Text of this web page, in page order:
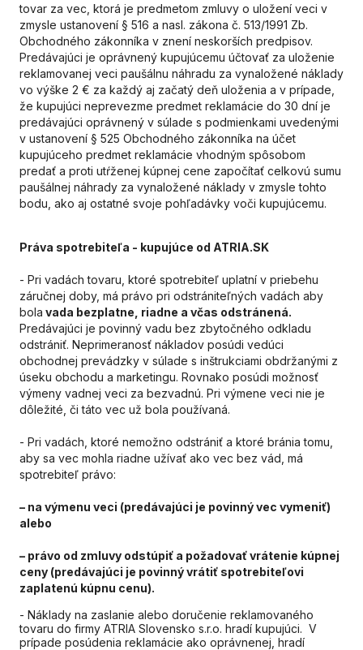
tovar za vec, ktorá je predmetom zmluvy o uložení veci v
zmysle ustanovení § 516 a nasl. zákona č. 513/1991 Zb.
Obchodného zákonníka v znení neskorších predpisov.
Predávajúci je oprávnený kupujúcemu účtovať za uloženie
reklamovanej veci paušálnu náhradu za vynaložené náklady
vo výške 2 € za každý aj začatý deň uloženia a v prípade,
že kupujúci neprevezme predmet reklamácie do 30 dní je
predávajúci oprávnený v súlade s podmienkami uvedenými
v ustanovení § 525 Obchodného zákonníka na účet
kupujúceho predmet reklamácie vhodným spôsobom
predať a proti utŕženej kúpnej cene započítať celkovú sumu
paušálnej náhrady za vynaložené náklady v zmysle tohto
bodu, ako aj ostatné svoje pohľadávky voči kupujúcemu.
Práva spotrebiteľa - kupujúce od ATRIA.SK
- Pri vadách tovaru, ktoré spotrebiteľ uplatní v priebehu
záručnej doby, má právo pri odstrániteľných vadách aby
bola vada bezplatne, riadne a včas odstránená.
Predávajúci je povinný vadu bez zbytočného odkladu
odstrániť. Neprimeranosť nákladov posúdi vedúci
obchodnej prevádzky v súlade s inštrukciami obdržanými z
úseku obchodu a marketingu. Rovnako posúdi možnosť
výmeny vadnej veci za bezvadnú. Pri výmene veci nie je
dôležité, či táto vec už bola používaná.
- Pri vadách, ktoré nemožno odstrániť a ktoré bránia tomu,
aby sa vec mohla riadne užívať ako vec bez vád, má
spotrebiteľ právo:
– na výmenu veci (predávajúci je povinný vec vymeniť)
alebo
– právo od zmluvy odstúpiť a požadovať vrátenie kúpnej
ceny (predávajúci je povinný vrátiť spotrebiteľovi
zaplatenú kúpnu cenu).
- Náklady na zaslanie alebo doručenie reklamovaného
tovaru do firmy ATRIA Slovensko s.r.o. hradí kupujúci. V
prípade posúdenia reklamácie ako oprávnenej, hradí